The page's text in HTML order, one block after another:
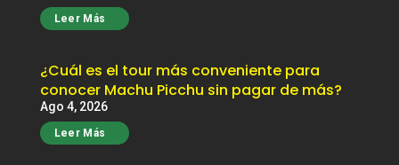
Leer Más
¿Cuál es el tour más conveniente para
conocer Machu Picchu sin pagar de más?
Ago 4, 2026
Leer Más